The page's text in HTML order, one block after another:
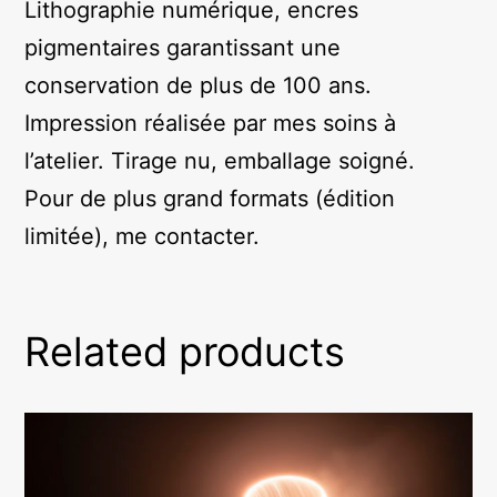
Lithographie numérique, encres
pigmentaires garantissant une
conservation de plus de 100 ans.
Impression réalisée par mes soins à
l’atelier. Tirage nu, emballage soigné.
Pour de plus grand formats (édition
limitée), me contacter.
Related products